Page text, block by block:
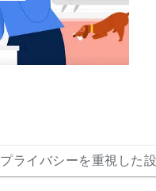
プライバシーを重視した